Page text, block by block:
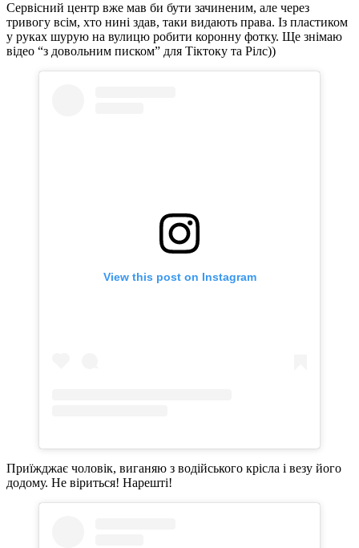
Сервісний центр вже мав би бути зачиненим, але через
тривогу всім, хто нині здав, таки видають права. Із пластиком
у руках шурую на вулицю робити коронну фотку. Ще знімаю
відео “з довольним писком” для Тіктоку та Рілс))
View this post on Instagram
Приїжджає чоловік, виганяю з водійського крісла і везу його
додому. Не віриться! Нарешті!